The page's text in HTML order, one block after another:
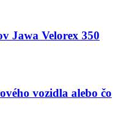
Jawa Velorex 350
vozidla alebo čo